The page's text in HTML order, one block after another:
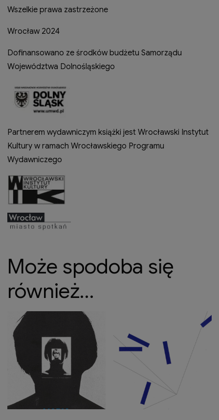
Wszelkie prawa zastrzeżone
Wrocław 2024
Dofinansowano ze środków budżetu Samorządu
Województwa Dolnośląskiego
Partnerem wydawniczym książki jest Wrocławski Instytut
Kultury w ramach Wrocławskiego Programu
Wydawniczego
Może spodoba się
również…